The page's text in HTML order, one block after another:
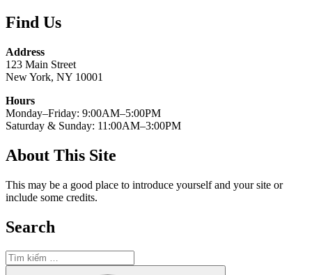
Find Us
Address
123 Main Street
New York, NY 10001
Hours
Monday–Friday: 9:00AM–5:00PM
Saturday & Sunday: 11:00AM–3:00PM
About This Site
This may be a good place to introduce yourself and your site or
include some credits.
Search
Tìm
kiếm: